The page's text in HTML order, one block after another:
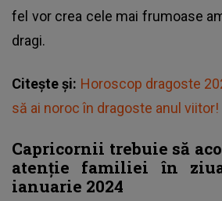
fel vor crea cele mai frumoase
dragi.
Citește și: Horoscop dragoste
să ai noroc în dragoste anul viitor!
Capricornii trebuie să
atenție familiei în
ianuarie 2024